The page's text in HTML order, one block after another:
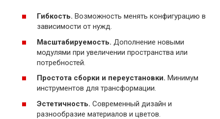
Гибкость. Возможность менять конфигурацию в
зависимости от нужд.
Масштабируемость. Дополнение новыми
модулями при увеличении пространства или
потребностей.
Простота сборки и переустановки. Минимум
инструментов для трансформации.
Эстетичность. Современный дизайн и
разнообразие материалов и цветов.